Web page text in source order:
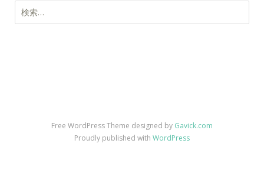
索:
Free WordPress Theme designed by Gavick.com
Proudly published with WordPress